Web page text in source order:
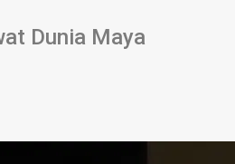
Dunia Maya